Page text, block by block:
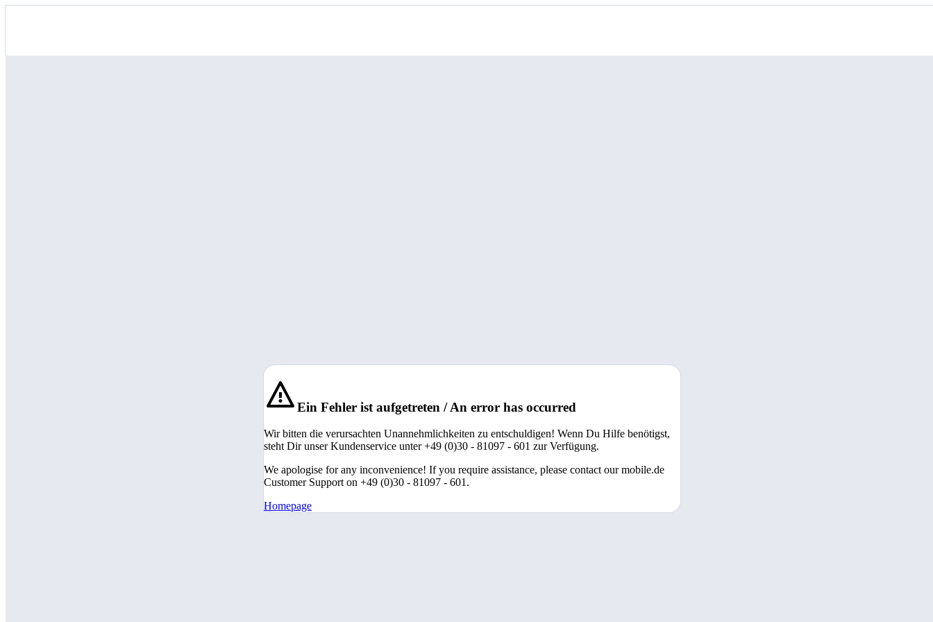
Ein Fehler ist aufgetreten / An error has occurred
Wir bitten die verursachten Unannehmlichkeiten zu entschuldigen! Wenn Du Hilfe benötigst,
steht Dir unser Kundenservice unter +49 (0)30 - 81097 - 601 zur Verfügung.
We apologise for any inconvenience! If you require assistance, please contact our mobile.de
Customer Support on +49 (0)30 - 81097 - 601.
Homepage